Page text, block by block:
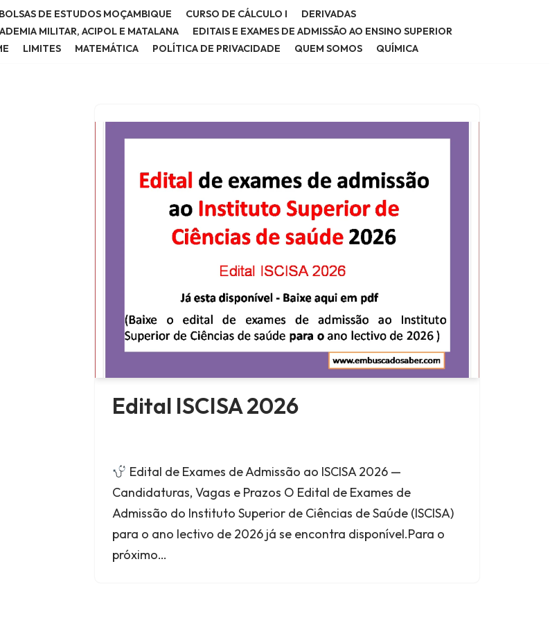
BOLSAS DE ESTUDOS MOÇAMBIQUE CURSO DE CÁLCULO I
DERIVADAS
MILITAR, ACIPOL E MATALANA
EDITAIS E EXAMES DE ADMISSÃO AO ENSINO SUPERIOR
LIMITES MATEMÁTICA POLÍTICA DE PRIVACIDADE QUEM SOMOS QUÍMICA
Edital ISCISA 2026
Edital de Exames de Admissão ao ISCISA 2026 —
Candidaturas, Vagas e Prazos O Edital de Exames de
Admissão do Instituto Superior de Ciências de Saúde (ISCISA)
para o ano lectivo de 2026 já se encontra disponível.Para o
próximo…